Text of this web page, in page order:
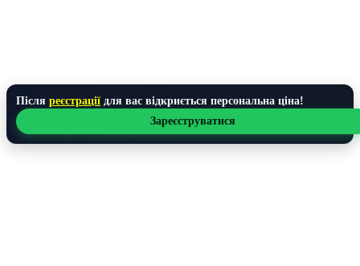
Після реєстрації для вас відкриється персональна ціна!
Зареєструватися